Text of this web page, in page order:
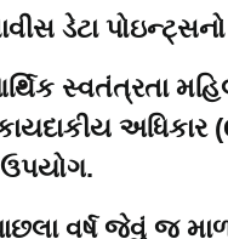
ડેટા
સ્વતંત્રતા
અધિકાર (
ઉપયોગ.
વર્ષ જેવું જ